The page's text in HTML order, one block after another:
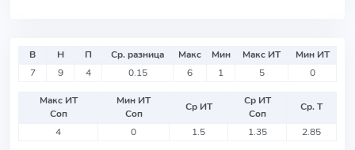
В Н П Ср. разница Макс Мин Макс ИТ
Мин ИТ
7
9 4 0.15 6 1 5 0
Макс ИТ
Соп
Мин ИТ
Соп
Ср ИТ
Ср ИТ
Соп
Ср. Т
4
0 1.5 1.35 2.85